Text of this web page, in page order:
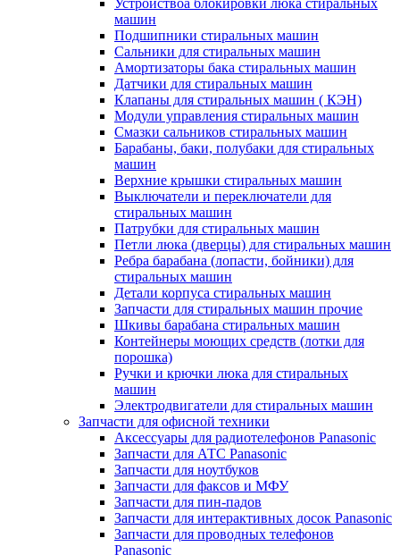
Устройствоа блокировки люка стиральных
машин
Подшипники стиральных машин
Сальники для стиральных машин
Амортизаторы бака стиральных машин
Датчики для стиральных машин
Клапаны для стиральных машин ( КЭН)
Модули управления стиральных машин
Смазки сальников стиральных машин
Барабаны, баки, полубаки для стиральных
машин
Верхние крышки стиральных машин
Выключатели и переключатели для
стиральных машин
Патрубки для стиральных машин
Петли люка (дверцы) для стиральных машин
Ребра барабана (лопасти, бойники) для
стиральных машин
Детали корпуса стиральных машин
Запчасти для стиральных машин прочие
Шкивы барабана стиральных машин
Контейнеры моющих средств (лотки для
порошка)
Ручки и крючки люка для стиральных
машин
Электродвигатели для стиральных машин
Запчасти для офисной техники
Аксессуары для радиотелефонов Panasonic
Запчасти для АТС Panasonic
Запчасти для ноутбуков
Запчасти для факсов и МФУ
Запчасти для пин-падов
Запчасти для интерактивных досок Panasonic
Запчасти для проводных телефонов
Panasonic